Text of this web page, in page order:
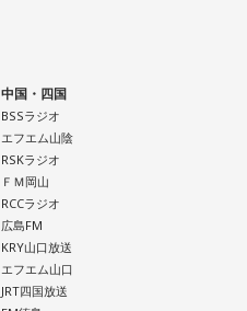
中国・四国
BSSラジオ
エフエム山陰
RSKラジオ
ＦＭ岡山
RCCラジオ
広島FM
KRY山口放送
エフエム山口
JRT四国放送